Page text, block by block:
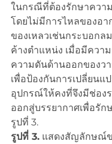
ในกรณีที่ต้องรักษาควา
โดยไม่มีการไหลของอา
ของเหลวเช่นกระบอกล
ค้างตำแหน่ง เมื่อมีควา
ความดันด้านออกของว
เพื่อป้องกันการเปลี่ยนแ
อุปกรณ์ให้คงที่จึงมีช่อง
ออกสู่บรรยากาศเพื่อรั
รูปที่ 3.
รูปที่ 3. แสดงสัญลักษณ์